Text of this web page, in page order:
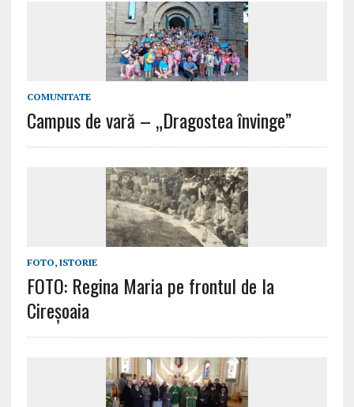
COMUNITATE
Campus de vară – „Dragostea învinge”
FOTO, ISTORIE
FOTO: Regina Maria pe frontul de la
Cireșoaia